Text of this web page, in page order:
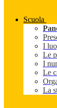
Scuola
I
Le
I
Le
La